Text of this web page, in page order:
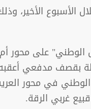
الأسبوع الأخير،
الوطني" على
بقصف مدفعي
في محور
غربي الرقة.